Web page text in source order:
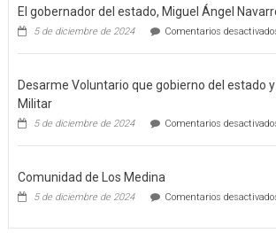
El gobernador del estado, Miguel Ángel
5 de diciembre de 2024 Comentarios
Desarme Voluntario que gobierno del estado
Militar
5 de diciembre de 2024 Comentarios
Comunidad de Los Medina
5 de diciembre de 2024 Comentarios